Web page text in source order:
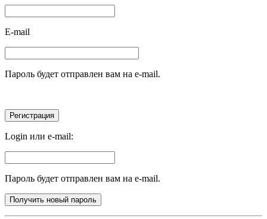
E-mail
Пароль будет отправлен вам на e-mail.
Login или e-mail:
Пароль будет отправлен вам на e-mail.